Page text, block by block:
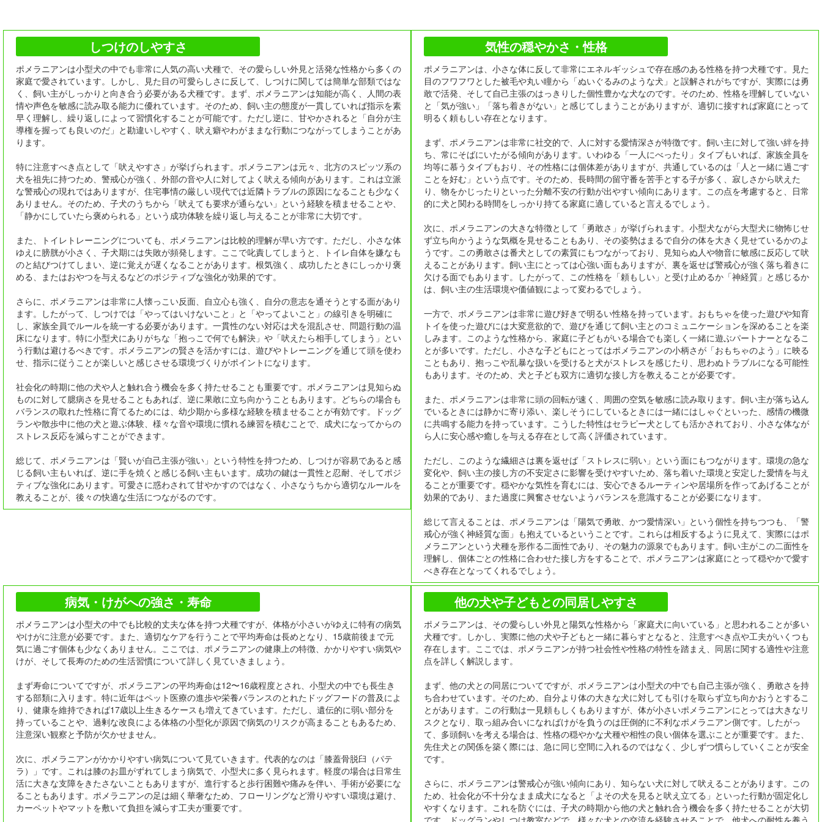
しつけのしやすさ
ポメラニアンは小型犬の中でも非常に人気の高い犬種で、その愛らしい外見と活発な性格から多くの
家庭で愛されています。しかし、見た目の可愛らしさに反して、しつけに関しては簡単な部類ではな
く、飼い主がしっかりと向き合う必要がある犬種です。まず、ポメラニアンは知能が高く、人間の表
情や声色を敏感に読み取る能力に優れています。そのため、飼い主の態度が一貫していれば指示を素
早く理解し、繰り返しによって習慣化することが可能です。ただし逆に、甘やかされると「自分が主
導権を握っても良いのだ」と勘違いしやすく、吠え癖やわがままな行動につながってしまうことがあ
ります。
特に注意すべき点として「吠えやすさ」が挙げられます。ポメラニアンは元々、北方のスピッツ系の
犬を祖先に持つため、警戒心が強く、外部の音や人に対してよく吠える傾向があります。これは立派
な警戒心の現れではありますが、住宅事情の厳しい現代では近隣トラブルの原因になることも少なく
ありません。そのため、子犬のうちから「吠えても要求が通らない」という経験を積ませることや、
「静かにしていたら褒められる」という成功体験を繰り返し与えることが非常に大切です。
また、トイレトレーニングについても、ポメラニアンは比較的理解が早い方です。ただし、小さな体
ゆえに膀胱が小さく、子犬期には失敗が頻発します。ここで叱責してしまうと、トイレ自体を嫌なも
のと結びつけてしまい、逆に覚えが遅くなることがあります。根気強く、成功したときにしっかり褒
める、またはおやつを与えるなどのポジティブな強化が効果的です。
さらに、ポメラニアンは非常に人懐っこい反面、自立心も強く、自分の意志を通そうとする面があり
ます。したがって、しつけでは「やってはいけないこと」と「やってよいこと」の線引きを明確に
し、家族全員でルールを統一する必要があります。一貫性のない対応は犬を混乱させ、問題行動の温
床になります。特に小型犬にありがちな「抱っこで何でも解決」や「吠えたら相手してしまう」とい
う行動は避けるべきです。ポメラニアンの賢さを活かすには、遊びやトレーニングを通じて頭を使わ
せ、指示に従うことが楽しいと感じさせる環境づくりがポイントになります。
社会化の時期に他の犬や人と触れ合う機会を多く持たせることも重要です。ポメラニアンは見知らぬ
ものに対して臆病さを見せることもあれば、逆に果敢に立ち向かうこともあります。どちらの場合も
バランスの取れた性格に育てるためには、幼少期から多様な経験を積ませることが有効です。ドッグ
ランや散歩中に他の犬と遊ぶ体験、様々な音や環境に慣れる練習を積むことで、成犬になってからの
ストレス反応を減らすことができます。
総じて、ポメラニアンは「賢いが自己主張が強い」という特性を持つため、しつけが容易であると感
じる飼い主もいれば、逆に手を焼くと感じる飼い主もいます。成功の鍵は一貫性と忍耐、そしてポジ
ティブな強化にあります。可愛さに惑わされて甘やかすのではなく、小さなうちから適切なルールを
教えることが、後々の快適な生活につながるのです。
気性の穏やかさ・性格
ポメラニアンは、小さな体に反して非常にエネルギッシュで存在感のある性格を持つ犬種です。見た
目のフワフワとした被毛や丸い瞳から「ぬいぐるみのような犬」と誤解されがちですが、実際には勇
敢で活発、そして自己主張のはっきりした個性豊かな犬なのです。そのため、性格を理解していない
と「気が強い」「落ち着きがない」と感じてしまうことがありますが、適切に接すれば家庭にとって
明るく頼もしい存在となります。
まず、ポメラニアンは非常に社交的で、人に対する愛情深さが特徴です。飼い主に対して強い絆を持
ち、常にそばにいたがる傾向があります。いわゆる「一人にべったり」タイプもいれば、家族全員を
均等に慕うタイプもおり、その性格には個体差がありますが、共通しているのは「人と一緒に過ごす
ことを好む」という点です。そのため、長時間の留守番を苦手とする子が多く、寂しさから吠えた
り、物をかじったりといった分離不安の行動が出やすい傾向にあります。この点を考慮すると、日常
的に犬と関わる時間をしっかり持てる家庭に適していると言えるでしょう。
次に、ポメラニアンの大きな特徴として「勇敢さ」が挙げられます。小型犬ながら大型犬に物怖じせ
ず立ち向かうような気概を見せることもあり、その姿勢はまるで自分の体を大きく見せているかのよ
うです。この勇敢さは番犬としての素質にもつながっており、見知らぬ人や物音に敏感に反応して吠
えることがあります。飼い主にとっては心強い面もありますが、裏を返せば警戒心が強く落ち着きに
欠ける面でもあります。したがって、この性格を「頼もしい」と受け止めるか「神経質」と感じるか
は、飼い主の生活環境や価値観によって変わるでしょう。
一方で、ポメラニアンは非常に遊び好きで明るい性格を持っています。おもちゃを使った遊びや知育
トイを使った遊びには大変意欲的で、遊びを通じて飼い主とのコミュニケーションを深めることを楽
しみます。このような性格から、家庭に子どもがいる場合でも楽しく一緒に遊ぶパートナーとなるこ
とが多いです。ただし、小さな子どもにとってはポメラニアンの小柄さが「おもちゃのよう」に映る
こともあり、抱っこや乱暴な扱いを受けると犬がストレスを感じたり、思わぬトラブルになる可能性
もあります。そのため、犬と子ども双方に適切な接し方を教えることが必要です。
また、ポメラニアンは非常に頭の回転が速く、周囲の空気を敏感に読み取ります。飼い主が落ち込ん
でいるときには静かに寄り添い、楽しそうにしているときには一緒にはしゃぐといった、感情の機微
に共鳴する能力を持っています。こうした特性はセラピー犬としても活かされており、小さな体なが
ら人に安心感や癒しを与える存在として高く評価されています。
ただし、このような繊細さは裏を返せば「ストレスに弱い」という面にもつながります。環境の急な
変化や、飼い主の接し方の不安定さに影響を受けやすいため、落ち着いた環境と安定した愛情を与え
ることが重要です。穏やかな気性を育むには、安心できるルーティンや居場所を作ってあげることが
効果的であり、また過度に興奮させないようバランスを意識することが必要になります。
総じて言えることは、ポメラニアンは「陽気で勇敢、かつ愛情深い」という個性を持ちつつも、「警
戒心が強く神経質な面」も抱えているということです。これらは相反するように見えて、実際にはポ
メラニアンという犬種を形作る二面性であり、その魅力の源泉でもあります。飼い主がこの二面性を
理解し、個体ごとの性格に合わせた接し方をすることで、ポメラニアンは家庭にとって穏やかで愛す
べき存在となってくれるでしょう。
病気・けがへの強さ・寿命
ポメラニアンは小型犬の中でも比較的丈夫な体を持つ犬種ですが、体格が小さいがゆえに特有の病気
やけがに注意が必要です。また、適切なケアを行うことで平均寿命は長めとなり、15歳前後まで元
気に過ごす個体も少なくありません。ここでは、ポメラニアンの健康上の特徴、かかりやすい病気や
けが、そして長寿のための生活習慣について詳しく見ていきましょう。
まず寿命についてですが、ポメラニアンの平均寿命は12〜16歳程度とされ、小型犬の中でも長生き
する部類に入ります。特に近年はペット医療の進歩や栄養バランスのとれたドッグフードの普及によ
り、健康を維持できれば17歳以上生きるケースも増えてきています。ただし、遺伝的に弱い部分を
持っていることや、過剰な改良による体格の小型化が原因で病気のリスクが高まることもあるため、
注意深い観察と予防が欠かせません。
次に、ポメラニアンがかかりやすい病気について見ていきます。代表的なのは「膝蓋骨脱臼（パテ
ラ）」です。これは膝のお皿がずれてしまう病気で、小型犬に多く見られます。軽度の場合は日常生
活に大きな支障をきたさないこともありますが、進行すると歩行困難や痛みを伴い、手術が必要にな
ることもあります。ポメラニアンの足は細く華奢なため、フローリングなど滑りやすい環境は避け、
カーペットやマットを敷いて負担を減らす工夫が重要です。
他の犬や子どもとの同居しやすさ
ポメラニアンは、その愛らしい外見と陽気な性格から「家庭犬に向いている」と思われることが多い
犬種です。しかし、実際に他の犬や子どもと一緒に暮らすとなると、注意すべき点や工夫がいくつも
存在します。ここでは、ポメラニアンが持つ社会性や性格の特性を踏まえ、同居に関する適性や注意
点を詳しく解説します。
まず、他の犬との同居についてですが、ポメラニアンは小型犬の中でも自己主張が強く、勇敢さを持
ち合わせています。そのため、自分より体の大きな犬に対しても引けを取らず立ち向かおうとするこ
とがあります。この行動は一見頼もしくもありますが、体が小さいポメラニアンにとっては大きなリ
スクとなり、取っ組み合いになればけがを負うのは圧倒的に不利なポメラニアン側です。したがっ
て、多頭飼いを考える場合は、性格の穏やかな犬種や相性の良い個体を選ぶことが重要です。また、
先住犬との関係を築く際には、急に同じ空間に入れるのではなく、少しずつ慣らしていくことが安全
です。
さらに、ポメラニアンは警戒心が強い傾向にあり、知らない犬に対して吠えることがあります。この
ため、社会化が不十分なまま成犬になると「よその犬を見ると吠え立てる」といった行動が固定化し
やすくなります。これを防ぐには、子犬の時期から他の犬と触れ合う機会を多く持たせることが大切
です。ドッグランやしつけ教室などで、様々な犬との交流を経験させることで、他犬への耐性を養う